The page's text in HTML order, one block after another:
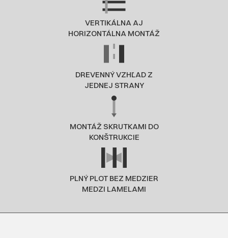
VERTIKÁLNA AJ
HORIZONTÁLNA MONTÁŽ
DREVENNÝ VZHĽAD Z
JEDNEJ STRANY
MONTÁŽ SKRUTKAMI DO
KONŠTRUKCIE
PLNÝ PLOT BEZ MEDZIER
MEDZI LAMELAMI